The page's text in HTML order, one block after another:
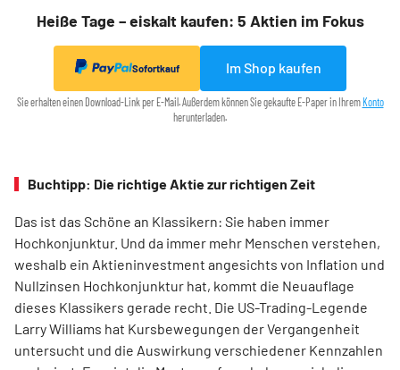
Heiße Tage – eiskalt kaufen: 5 Aktien im Fokus
Sofortkauf Im Shop kaufen
Sie erhalten einen Download-Link per E-Mail. Außerdem können Sie gekaufte E-Paper in IhremKonto
herunterladen.
Buchtipp: Die richtige Aktie zur richtigen Zeit
Das ist das Schöne an Klassikern: Sie haben immer
Hochkonjunktur. Und da immer mehr Menschen verstehen,
weshalb ein Aktieninvestment angesichts von Inflation und
Nullzinsen Hochkonjunktur hat, kommt die Neuauflage
dieses Klassikers gerade recht. Die US-Trading-Legende
Larry Williams hat Kursbewegungen der Vergangenheit
untersucht und die Auswirkung verschiedener Kennzahlen